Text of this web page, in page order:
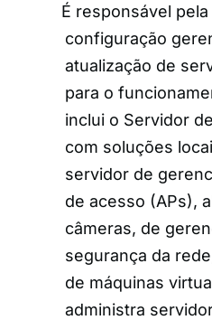
É responsável pela
configuração
atualização de
para o
inclui o Servidor
com soluções
servidor de
de acesso (APs),
câmeras, de
segurança da
de máquinas
administra